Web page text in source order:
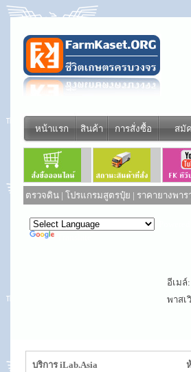
หน้าแรก สินค้า การสั่งซื้อ สมั
ตรวจดิน | โปรแกรมสูตรปุ๋ย | ราคายางพา
อีเมล์:
พาสเ
บริการ iLab.Asia